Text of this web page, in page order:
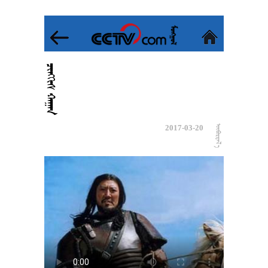

 
2017-03-20